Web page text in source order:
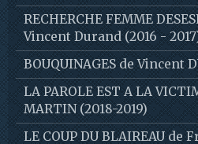
RECHERCHE FEMME
Vincent Durand (2016 -
BOUQUINAGES de Vincent
LA PAROLE EST A LA
MARTIN (2018-2019)
LE COUP DU BLAIREAU de